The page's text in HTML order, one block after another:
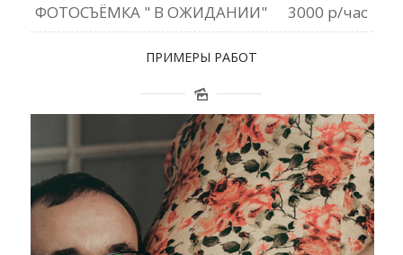
ФОТОСЪЁМКА " В ОЖИДАНИИ" 3000 р/час
ПРИМЕРЫ РАБОТ